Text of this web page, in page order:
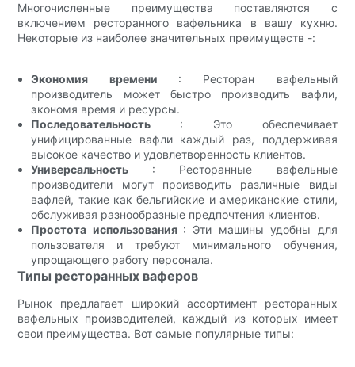
Многочисленные преимущества поставляются с
включением ресторанного вафельника в вашу кухню.
Некоторые из наиболее значительных преимуществ -:
Экономия времени : Ресторан вафельный
производитель может быстро производить вафли,
экономя время и ресурсы.
Последовательность : Это обеспечивает
унифицированные вафли каждый раз, поддерживая
высокое качество и удовлетворенность клиентов.
Универсальность : Ресторанные вафельные
производители могут производить различные виды
вафлей, такие как бельгийские и американские стили,
обслуживая разнообразные предпочтения клиентов.
Простота использования : Эти машины удобны для
пользователя и требуют минимального обучения,
упрощающего работу персонала.
Типы ресторанных ваферов
Рынок предлагает широкий ассортимент ресторанных
вафельных производителей, каждый из которых имеет
свои преимущества. Вот самые популярные типы: